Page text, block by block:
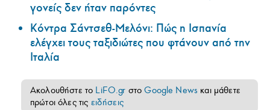
γονείς δεν ήταν παρόντες
Κόντρα Σάντσεθ-Μελόνι: Πώς η Ισπανία
ελέγχει τους ταξιδιώτες που φτάνουν από την
Ιταλία
Ακολουθήστε το LiFO.gr στοGoogle News και μάθετε
πρώτοι όλες τις ειδήσεις